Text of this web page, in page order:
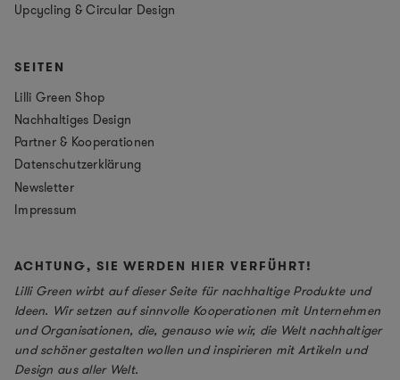
Upcycling & Circular Design
SEITEN
Lilli Green Shop
Nachhaltiges Design
Partner & Kooperationen
Datenschutzerklärung
Newsletter
Impressum
ACHTUNG, SIE WERDEN HIER VERFÜHRT!
Lilli Green wirbt auf dieser Seite für nachhaltige Produkte und
Ideen. Wir setzen auf sinnvolle Kooperationen mit Unternehmen
und Organisationen, die, genauso wie wir, die Welt nachhaltiger
und schöner gestalten wollen und inspirieren mit Artikeln und
Design aus aller Welt.